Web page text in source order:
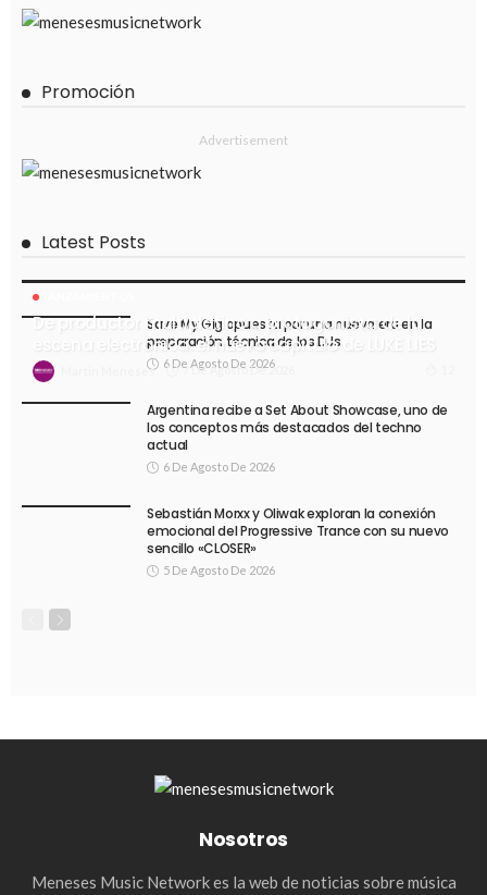
Promoción
Advertisement
Latest Posts
De productor multiplatino a protagonista de la
escena electrónica: el nuevo capítulo de LUKE LIES
Martin Meneses 7 De Agosto De 2026
Save My Gig apuesta por una nueva era en la
preparación técnica de los DJs
6 De Agosto De 2026
Argentina recibe a Set About Showcase, uno de
los conceptos más destacados del techno
actual
6 De Agosto De 2026
Sebastián Morxx y Oliwak exploran la conexión
emocional del Progressive Trance con su nuevo
sencillo «CLOSER»
5 De Agosto De 2026
Nosotros
Meneses Music Network es la web de noticias sobre música